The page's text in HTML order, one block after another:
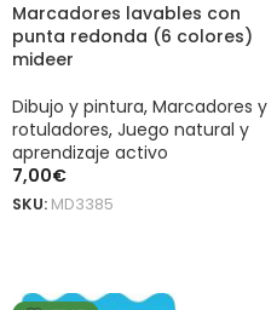
Marcadores lavables con
punta redonda (6 colores)
mideer
Dibujo y pintura, Marcadores y
rotuladores, Juego natural y
aprendizaje activo
7,00€
SKU: MD3385